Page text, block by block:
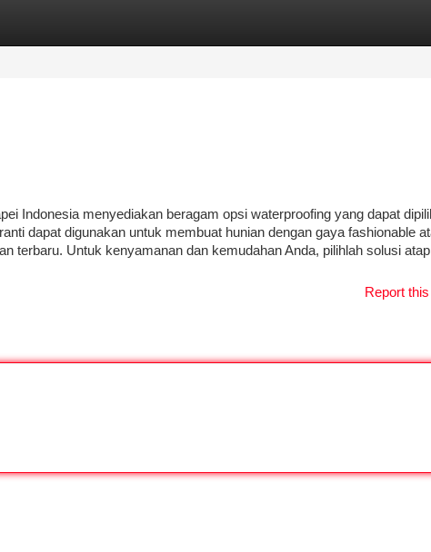
Indonesia menyediakan beragam opsi waterproofing yang dapat
dapat digunakan untuk membuat hunian dengan gaya fashionable
terbaru. Untuk kenyamanan dan kemudahan Anda, pilihlah solusi atap
Report